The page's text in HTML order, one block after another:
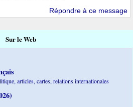
Répondre à ce message
Sur le Web
articles, cartes, relations internationales